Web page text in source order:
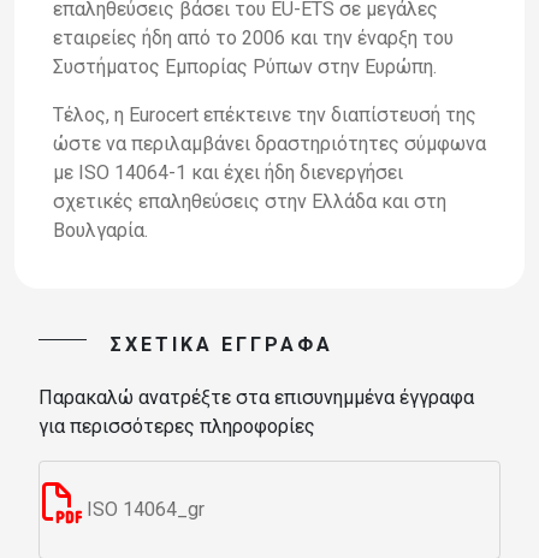
επαληθεύσεις βάσει του EU-ETS σε μεγάλες
εταιρείες ήδη από το 2006 και την έναρξη του
Συστήματος Εμπορίας Ρύπων στην Ευρώπη.
Τέλος, η Eurocert επέκτεινε την διαπίστευσή της
ώστε να περιλαμβάνει δραστηριότητες σύμφωνα
με ISO 14064-1 και έχει ήδη διενεργήσει
σχετικές επαληθεύσεις στην Ελλάδα και στη
Βουλγαρία.
ΣΧΕΤΙΚΆ ΈΓΓΡΑΦΑ
Παρακαλώ ανατρέξτε στα επισυνημμένα έγγραφα
για περισσότερες πληροφορίες
ISO 14064_gr